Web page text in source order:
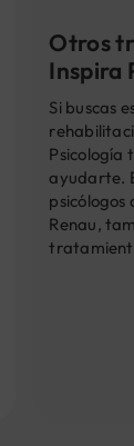
Otros
Inspira
Si buscas
Psicología
ayudarte.
psicólogos
Renau,